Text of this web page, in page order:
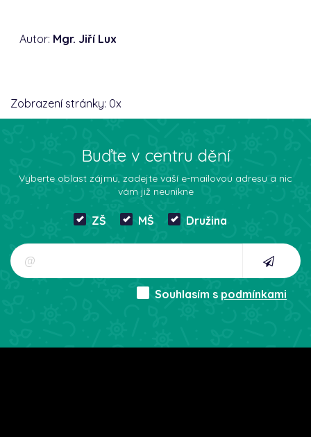
Autor: Mgr. Jiří Lux
Zobrazení stránky: 0x
Buďte v centru dění
Vyberte oblast zájmu, zadejte vaší e-mailovou adresu a nic
vám již neunikne
ZŠ MŠ Družina
Souhlasím s podmínkami